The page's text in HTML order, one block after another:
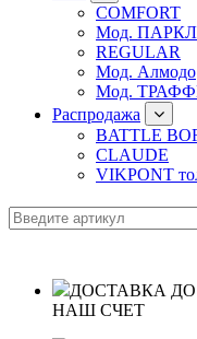
COMFORT
Мод.
REGULAR
Мод. Алмодо
Мод.
Распродажа
BATTLE
CLAUDE
VIKPONT
ДОСТАВКА
НАШ СЧЕТ